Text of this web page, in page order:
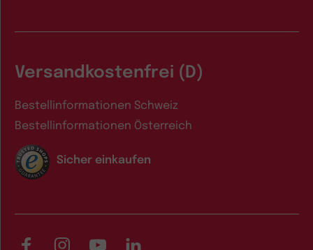
Versandkostenfrei (D)
Bestellinformationen Schweiz
Bestellinformationen Österreich
Sicher einkaufen
FacebookInstagramYouTubeLinkedIn